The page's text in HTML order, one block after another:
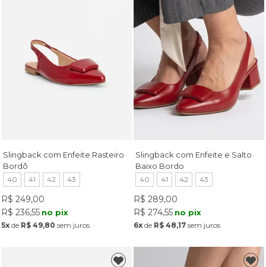
Slingback com Enfeite Rasteiro
Bordô
40 41 42 43
R$ 249,00
R$ 236,55 no pix
5xde R$ 49,80 sem juros
Slingback com Enfeite e Salto
Baixo Bordo
40 41 42 43
R$ 289,00
R$ 274,55 no pix
6x de R$ 48,17 sem juros